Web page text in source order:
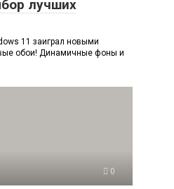
лучших
11 заиграл новыми
обои! Динамичные фоны и
0